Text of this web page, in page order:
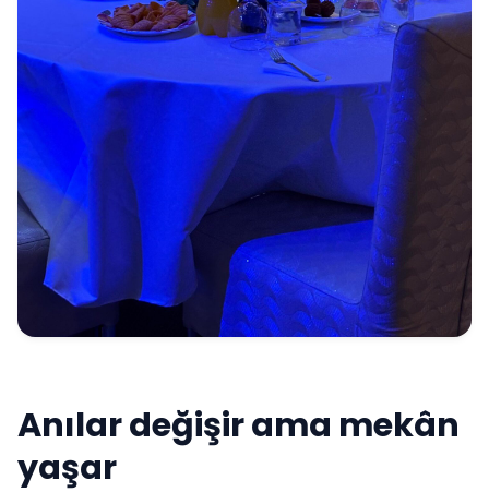
Anılar değişir ama mekân
yaşar